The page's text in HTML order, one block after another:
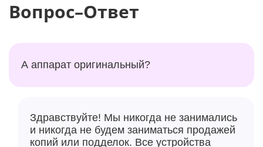
Вопрос–Ответ
А аппарат оригинальный?
Здравствуйте! Мы никогда не занимались
и никогда не будем заниматься продажей
копий или подделок. Все устройства